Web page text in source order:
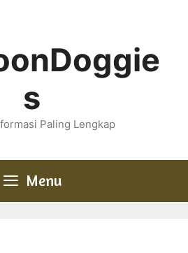
s
Paling Lengkap
Menu